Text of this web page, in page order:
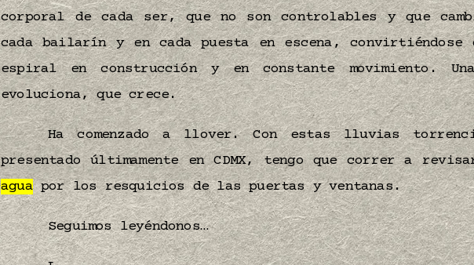
corporal de cada ser, que no son controlables y que
cada bailarín y en cada puesta en escena, convirtiéndose
espiral en construcción y en constante movimiento.
evoluciona, que crece.
Ha comenzado a llover. Con estas lluvias
presentado últimamente en CDMX, tengo que correr a
aguapor los resquicios de las puertas y ventanas.
Seguimos leyéndonos…